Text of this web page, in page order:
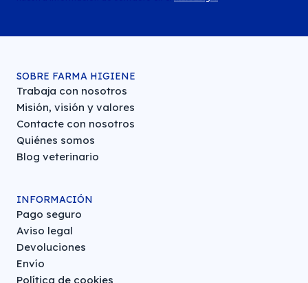
SOBRE FARMA HIGIENE
Trabaja con nosotros
Misión, visión y valores
Contacte con nosotros
Quiénes somos
Blog veterinario
INFORMACIÓN
Pago seguro
Aviso legal
Devoluciones
Envío
Política de cookies